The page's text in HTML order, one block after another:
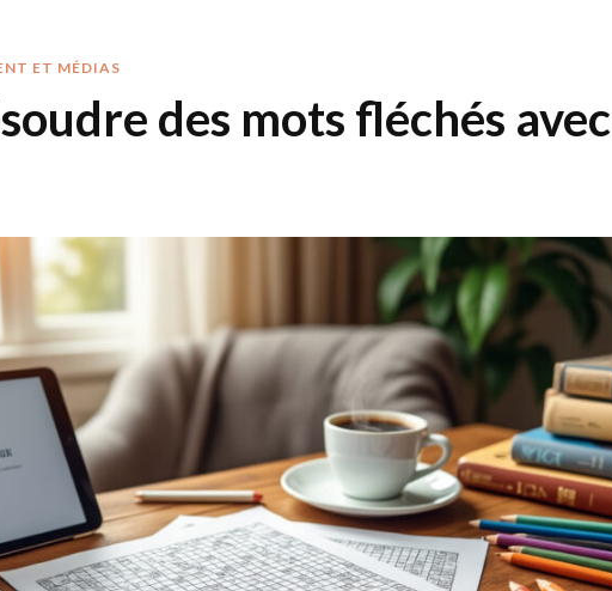
ET MÉDIAS
des mots fléchés avec